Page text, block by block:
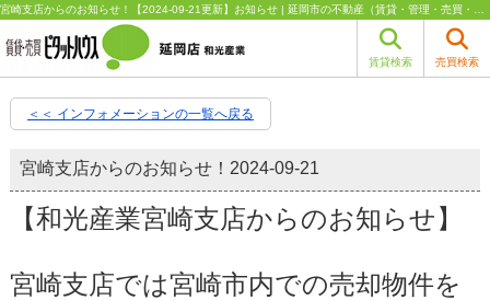
賃貸検索 売買検索
＜＜ インフォメーションの一覧へ戻る
宮崎支店からのお知らせ！ 2024-09-21
【和光産業宮崎支店からのお知らせ】
宮崎支店では宮崎市内での売却物件を